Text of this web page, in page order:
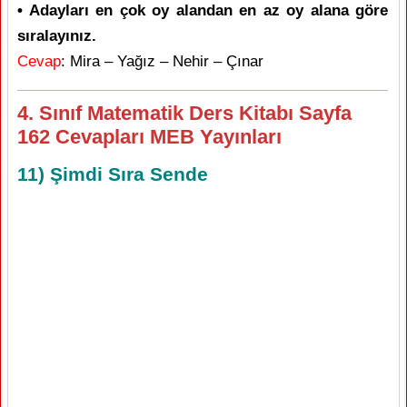
• Adayları en çok oy alandan en az oy alana göre
sıralayınız.
Cevap: Mira – Yağız – Nehir – Çınar
4. Sınıf Matematik Ders Kitabı Sayfa
162 Cevapları MEB Yayınları
11) Şimdi Sıra Sende